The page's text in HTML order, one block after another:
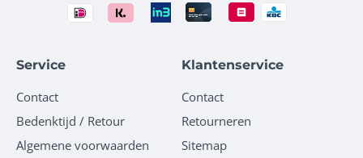
Service
Contact
Bedenktijd / Retour
Algemene voorwaarden
Klantenservice
Contact
Retourneren
Sitemap